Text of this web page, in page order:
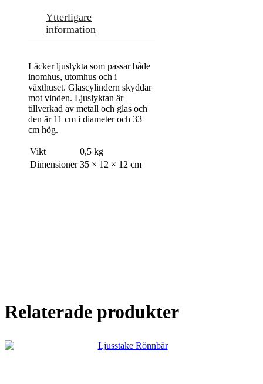
Ytterligare
information
Läcker ljuslykta som passar både
inomhus, utomhus och i
växthuset. Glascylindern skyddar
mot vinden. Ljuslyktan är
tillverkad av metall och glas och
den är 11 cm i diameter och 33
cm hög.
Vikt
0,5 kg
Dimensioner 35 × 12 × 12 cm
Relaterade produkter